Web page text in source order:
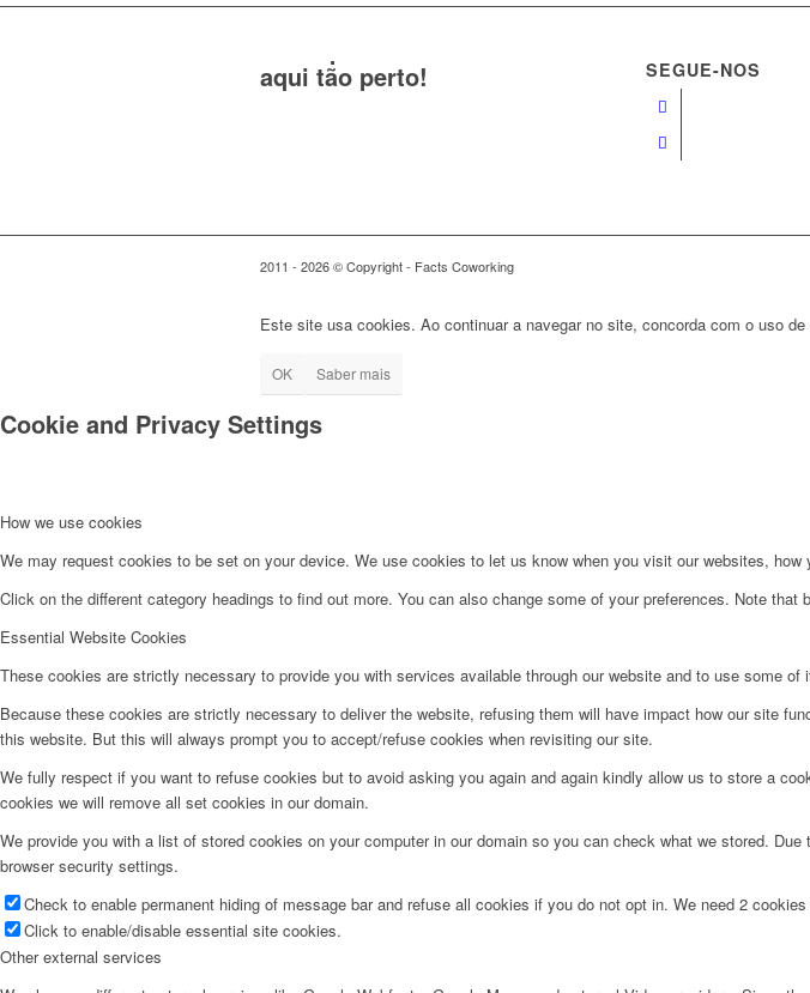
aqui tão perto! SEGUE-NOS
2011 - 2026 © Copyright - Facts Coworking
Este site usa cookies. Ao continuar a navegar no site, concorda com o uso
OK Saber mais
Cookie and Privacy Settings
How we use cookies
We may request cookies to be set on your device. We use cookies to let us know when you visit our websites,
Click on the different category headings to find out more. You can also change some of your preferences. Note
Essential Website Cookies
These cookies are strictly necessary to provide you with services available through our website and to use some of
Because these cookies are strictly necessary to deliver the website, refusing them will have impact how our site
this website. But this will always prompt you to accept/refuse cookies when revisiting our site.
We fully respect if you want to refuse cookies but to avoid asking you again and again kindly allow us to store a
cookies we will remove all set cookies in our domain.
We provide you with a list of stored cookies on your computer in our domain so you can check what we stored.
browser security settings.
Check to enable permanent hiding of message bar and refuse all cookies if you do not opt in. We need 2
Click to enable/disable essential site cookies.
Other external services